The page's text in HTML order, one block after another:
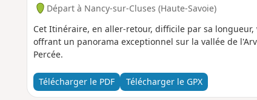
Départ à Nancy-sur-Cluses (Haute-Savoie)
Cet Itinéraire, en aller-retour, difficile par sa
offrant un panorama exceptionnel sur la vallée de
Percée.
Télécharger le PDF Télécharger le GPX